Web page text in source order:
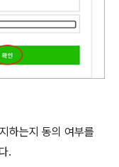
하는지 동의 여부를
.